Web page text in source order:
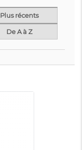
Plus récents
De A à Z